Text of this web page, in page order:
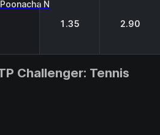
N
1.35 2.90
Challenger: Tennis